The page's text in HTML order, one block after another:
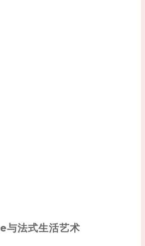
法式生活艺术